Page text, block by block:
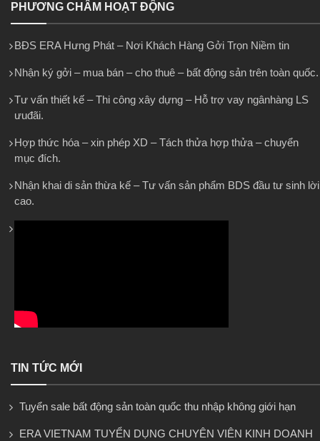
PHƯƠNG CHÂM HOẠT ĐỘNG
BĐS ERA Hưng Phát – Nơi Khách Hàng Gởi Trọn Niềm tin
Nhận ký gởi – mua bán – cho thuê – bất động sản trên toàn quốc.
Tư vấn thiết kế – Thi công xây dựng – Hỗ trợ vay ngânhàng LS
ưuđãi.
Hợp thức hóa – xin phép XD – Tách thửa hợp thửa – chuyển
mục đích.
Nhận khai di sản thừa kế – Tư vấn sản phẩm BDS đầu tư sinh lời
cao.
TIN TỨC MỚI
Tuyển sale bất động sản toàn quốc thu nhập không giới hạn
ERA VIETNAM TUYỂN DỤNG CHUYÊN VIÊN KINH DOANH